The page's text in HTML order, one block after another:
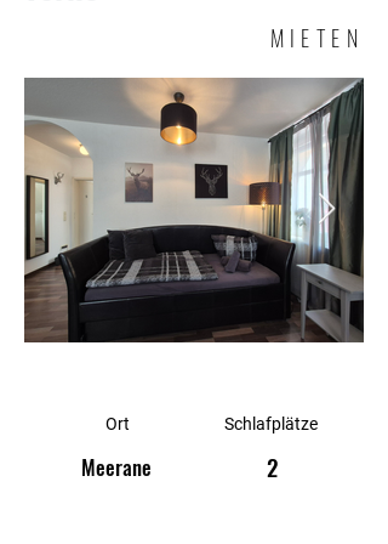
MIETEN
Ort
Meerane
Schlafplätze
2